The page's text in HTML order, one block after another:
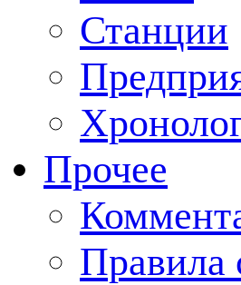
Станции
Прочее
Правила